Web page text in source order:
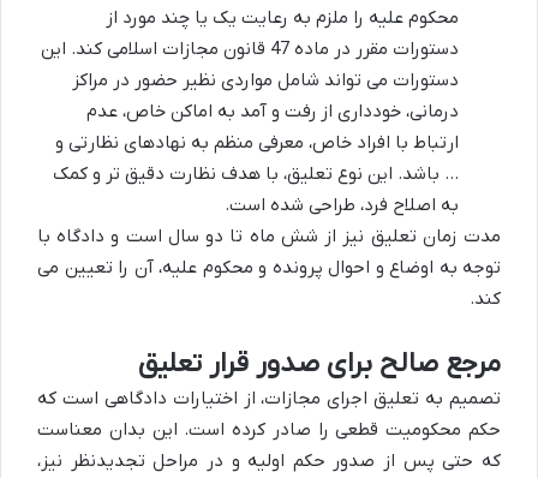
محکوم علیه را ملزم به رعایت یک یا چند مورد از
دستورات مقرر در ماده 47 قانون مجازات اسلامی کند. این
دستورات می تواند شامل مواردی نظیر حضور در مراکز
درمانی، خودداری از رفت و آمد به اماکن خاص، عدم
ارتباط با افراد خاص، معرفی منظم به نهادهای نظارتی و
… باشد. این نوع تعلیق، با هدف نظارت دقیق تر و کمک
به اصلاح فرد، طراحی شده است.
مدت زمان تعلیق نیز از شش ماه تا دو سال است و دادگاه با
توجه به اوضاع و احوال پرونده و محکوم علیه، آن را تعیین می
کند.
مرجع صالح برای صدور قرار تعلیق
تصمیم به تعلیق اجرای مجازات، از اختیارات دادگاهی است که
حکم محکومیت قطعی را صادر کرده است. این بدان معناست
که حتی پس از صدور حکم اولیه و در مراحل تجدیدنظر نیز،